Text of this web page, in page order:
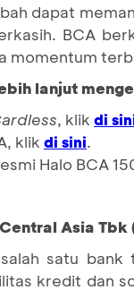
dapat
BCA
momentum
lanjut
, klik di
klik di sini.
Halo BCA
Asia
satu
kredit dan